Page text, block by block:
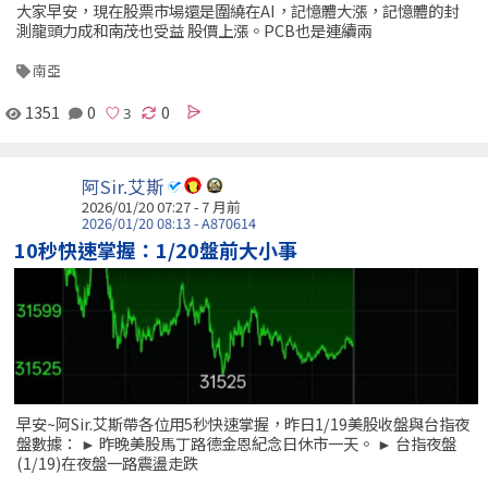
大家早安，現在股票市場還是圍繞在AI，記憶體大漲，記憶體的封
測龍頭力成和南茂也受益 股價上漲。PCB也是連續兩
南亞
1351 0 0
阿Sir.艾斯
2026/01/20 07:27 - 7 月前
2026/01/20 08:13 - A870614
10秒快速掌握：1/20盤前大小事
早安~阿Sir.艾斯帶各位用5秒快速掌握，昨日1/19美股收盤與台指夜
盤數據： ► 昨晚美股馬丁路德金恩紀念日休市一天。 ► 台指夜盤
(1/19)在夜盤一路震盪走跌